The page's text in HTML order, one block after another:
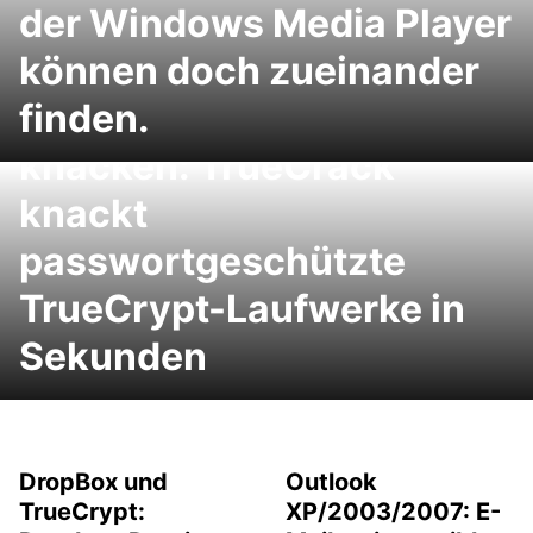
der Windows Media Player
können doch zueinander
finden.
TrueCrypt-Container
knacken: TrueCrack
knackt
passwortgeschützte
TrueCrypt-Laufwerke in
Sekunden
DropBox und
TrueCrypt:
Outlook
XP/2003/2007: E-